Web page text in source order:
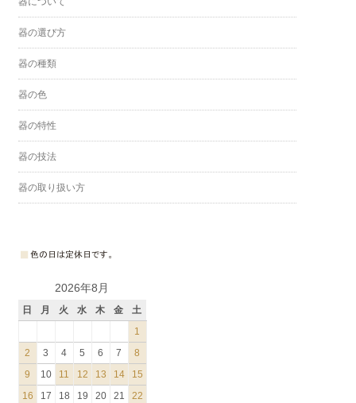
器の選び方
器の種類
器の色
器の特性
器の技法
器の取り扱い方
2026年8月
日 月 火 水 木 金
土
1
2
3 4 5 6 7
8
9
10 11 12 13 14
15
16
17 18 19 20 21
22